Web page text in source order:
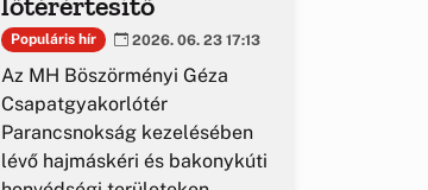
Populáris hír 2026. 06. 23 17:13
Az MH Böszörményi Géza
Csapatgyakorlótér
Parancsnokság kezelésében
lévő hajmáskéri és bakonykúti